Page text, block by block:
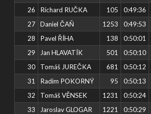
26
Richard RUČKA 105 0:49:36
27
Daniel ČAŇ 1253 0:49:53
28
Pavel ŘÍHA 138 0:50:01
29
Jan HLAVATÍK 501 0:50:10
30
Tomáš JUREČKA 681 0:50:12
31
Radim POKORNÝ 95 0:50:13
32
Tomáš VĚNSEK 1231 0:50:24
33
Jaroslav GLOGAR 1221 0:50:29